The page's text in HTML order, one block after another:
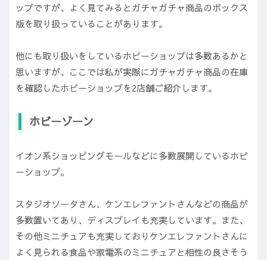
ップですが、よく見てみるとガチャガチャ商品のボックス
版を取り扱っていることがあります。
他にも取り扱いをしているホビーショップは多数あるかと
思いますが、ここでは私が実際にガチャガチャ商品の在庫
を確認したホビーショップを2店舗ご紹介します。
ホビーゾーン
イオン系ショッピングモールなどに多数展開しているホビ
ーショップ。
スタジオソータさん、ケンエレファントさんなどの商品が
多数置いてあり、ディスプレイも充実しています。また、
その他ミニチュアも充実しておりケンエレファントさんに
よく見られる食品や家電系のミニチュアと相性の良さそう